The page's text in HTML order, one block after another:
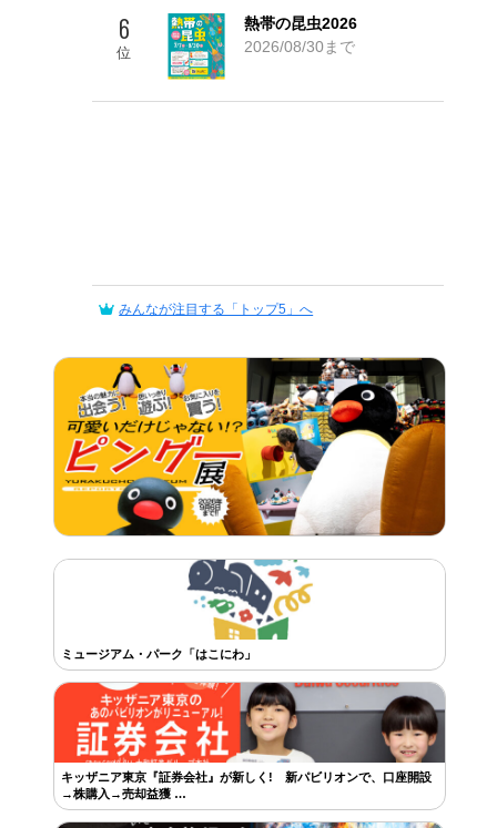
6
位
熱帯の昆虫2026
2026/08/30まで
みんなが注目する「トップ5」へ
ミュージアム・パーク「はこにわ」
キッザニア東京『証券会社』が新しく! 新パビリオンで、口座開設
→株購入→売却益獲 …